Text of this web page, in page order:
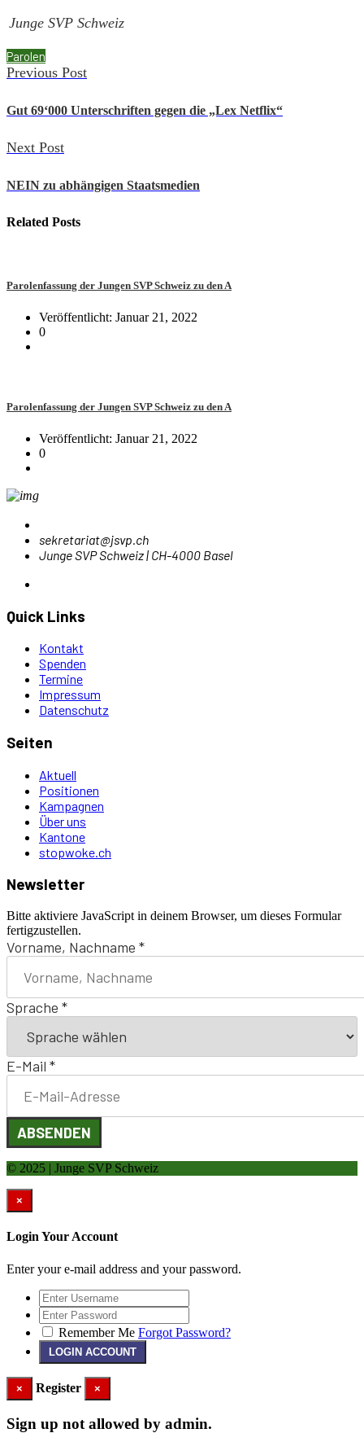
Junge SVP Schweiz
Parolen
Previous Post
Gut 69‘000 Unterschriften gegen die „Lex Netflix“
Next Post
NEIN zu abhängigen Staatsmedien
Related Posts
Parolenfassung der Jungen SVP Schweiz zu den A
Veröffentlicht: Januar 21, 2022
0
Parolenfassung der Jungen SVP Schweiz zu den A
Veröffentlicht: Januar 21, 2022
0
sekretariat@jsvp.ch
Junge SVP Schweiz | CH-4000 Basel
Quick Links
Kontakt
Spenden
Termine
Impressum
Datenschutz
Seiten
Aktuell
Positionen
Kampagnen
Über uns
Kantone
stopwoke.ch
Newsletter
Bitte aktiviere JavaScript in deinem Browser, um dieses Formular
fertigzustellen.
Vorname, Nachname *
Sprache *
E-Mail *
ABSENDEN
© 2025 | Junge SVP Schweiz
×
Login Your Account
Enter your e-mail address and your password.
Remember Me Forgot Password?
× Register ×
Sign up not allowed by admin.